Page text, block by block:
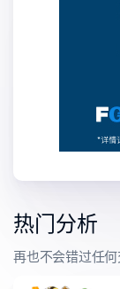
热门分析
再也不会错过任何